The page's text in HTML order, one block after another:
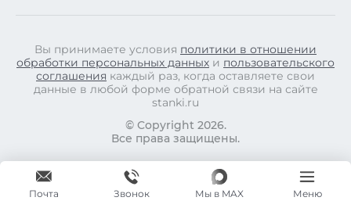
Вы принимаете условия политики в отношении
обработки персональных данных и пользовательского
соглашения каждый раз, когда оставляете свои
данные в любой форме обратной связи на сайте
stanki.ru
© Copyright 2026.
Все права защищены.
Почта Мы в MAX Меню